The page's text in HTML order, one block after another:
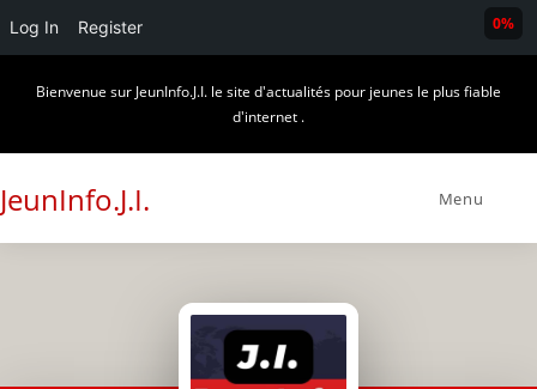
Log In Register
Bienvenue sur JeunInfo.J.I. le site d'actualités pour jeunes le plus fiable
d'internet .
JeunInfo.J.I. Menu
0%